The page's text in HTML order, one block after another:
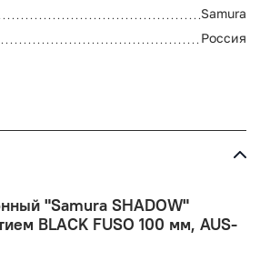
Samura
Россия
"Samura SHADOW"
BLACK FUSO 100 мм, AUS-